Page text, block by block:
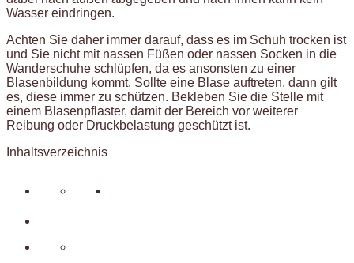
Wasser eindringen.
Achten Sie daher immer darauf, dass es im Schuh trocken ist
und Sie nicht mit nassen Füßen oder nassen Socken in die
Wanderschuhe schlüpfen, da es ansonsten zu einer
Blasenbildung kommt. Sollte eine Blase auftreten, dann gilt
es, diese immer zu schützen. Bekleben Sie die Stelle mit
einem Blasenpflaster, damit der Bereich vor weiterer
Reibung oder Druckbelastung geschützt ist.
Inhaltsverzeichnis